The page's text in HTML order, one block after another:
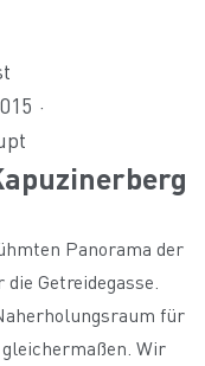
Panorama der
Getreidegasse.
für
Wir